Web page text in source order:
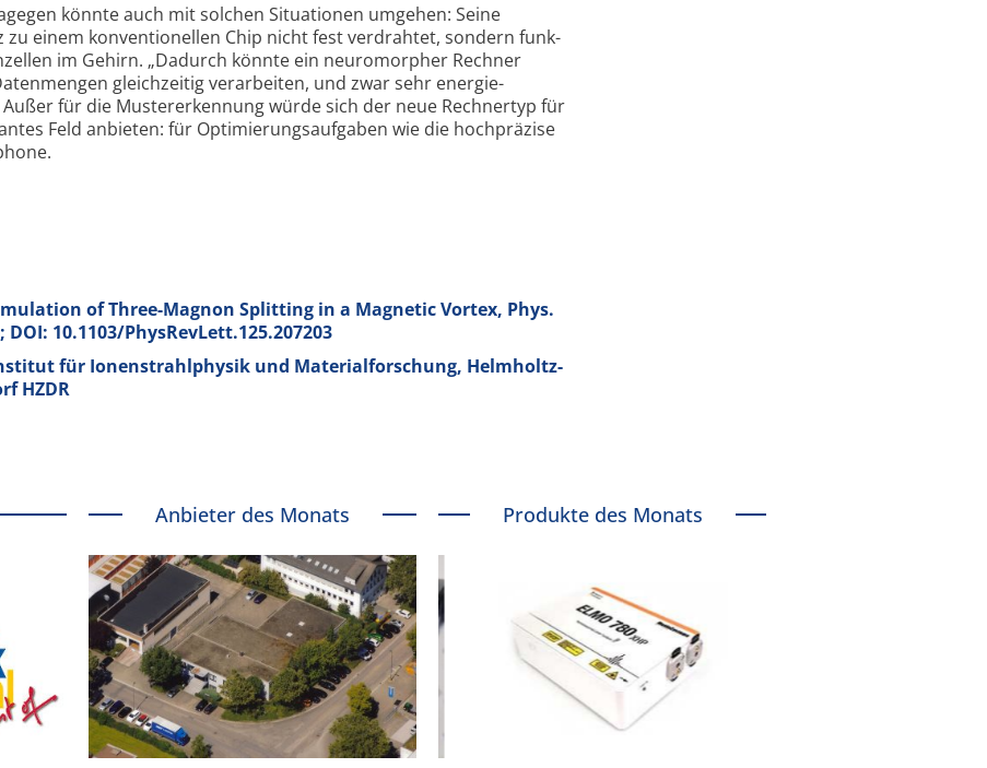
könnte auch mit solchen Situationen umgehen: Seine
zu einem konven­tionellen Chip nicht fest verdrahtet, sondern funk­
im Gehirn. „Dadurch könnte ein neuro­morpher Rechner
gleichzeitig verarbeiten, und zwar sehr energie­
für die Muster­erkennung würde sich der neue Rechnertyp für
Feld anbieten: für Optimierungs­aufgaben wie die hochpräzise
of Three-Magnon Splitting in a Magnetic Vortex, Phys.
DOI: 10.1103/PhysRevLett.125.207203
für Ionenstrahlphysik und Materialforschung, Helmholtz-
HZDR
Anbieter des Monats Produkte des Monats